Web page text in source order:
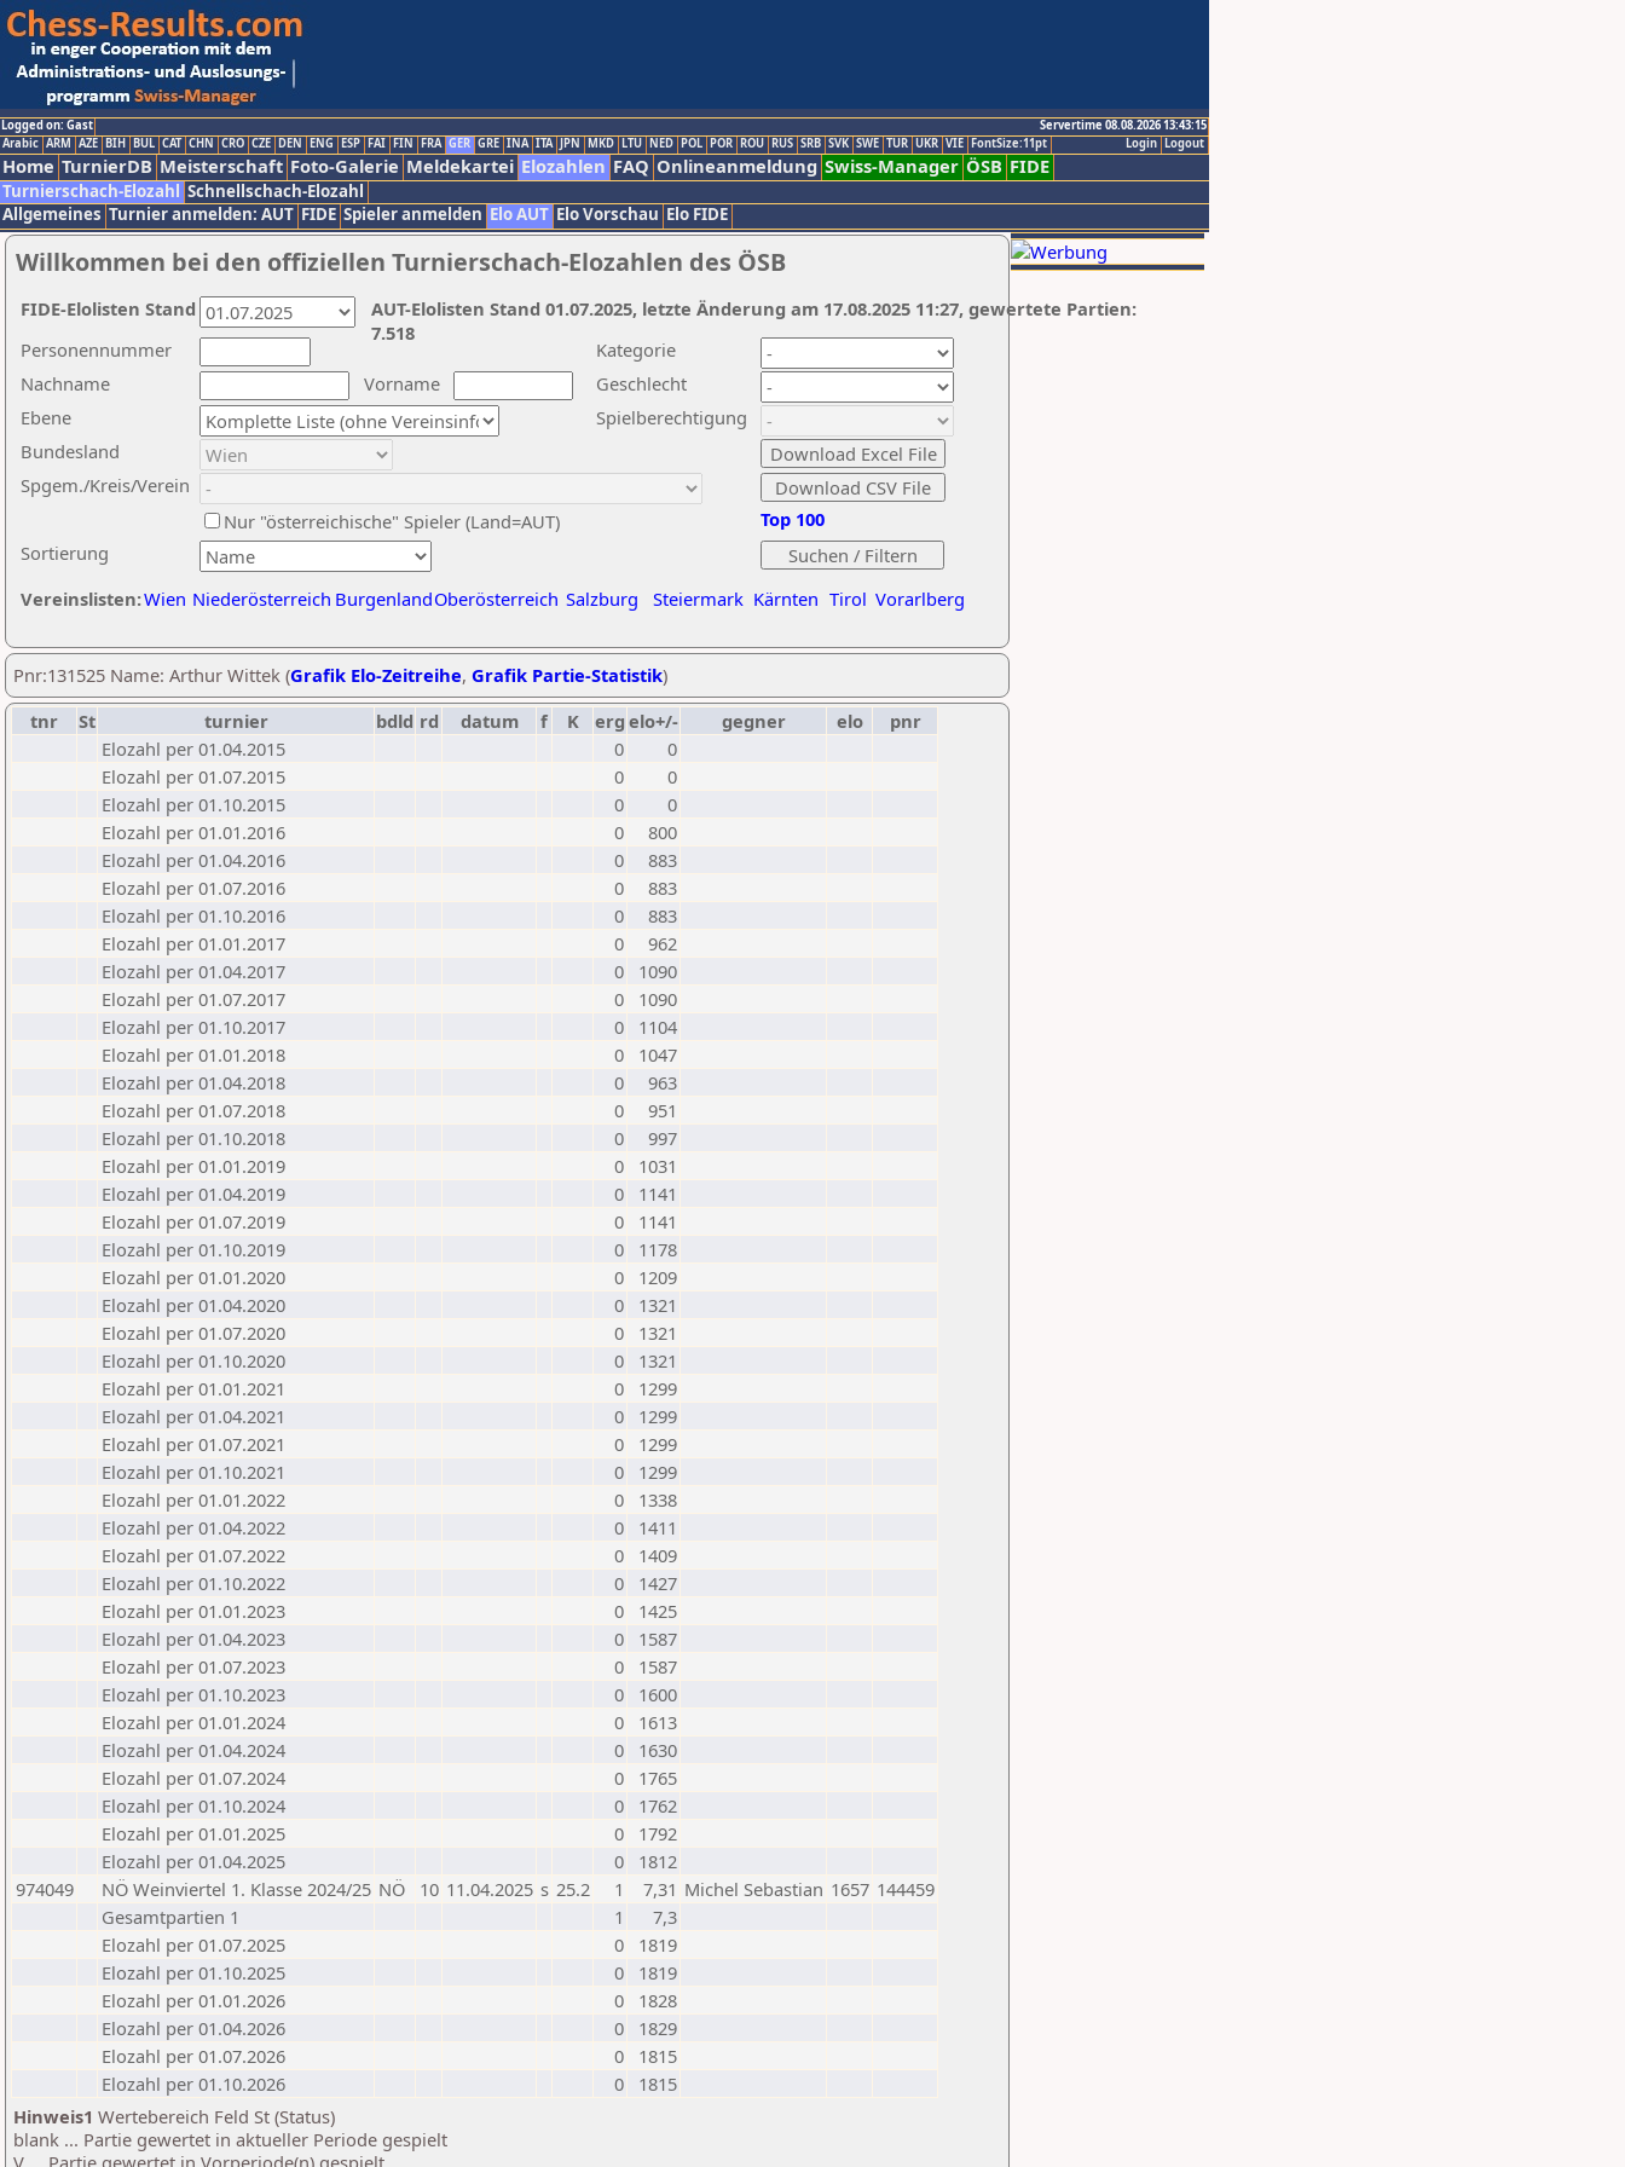
Logged on: Gast
Servertime 08.08.2026 13:43:15
Logout
Login
Arabic ARM AZE BIH BUL CAT CHN CRO CZE DEN ENG ESP FAI FIN FRA GER GRE INA ITA JPN MKD LTU NED POL POR ROU RUS SRB SVK SWE TUR UKR VIE FontSize:11pt
Home TurnierDB Meisterschaft Foto-Galerie Meldekartei Elozahlen FAQ Onlineanmeldung Swiss-Manager ÖSB FIDE
Turnierschach-Elozahl Schnellschach-Elozahl
Allgemeines Turnier anmelden: AUT FIDE Spieler anmelden Elo AUT Elo Vorschau Elo FIDE
Willkommen bei den offiziellen Turnierschach-Elozahlen des ÖSB
Nachname
Vorname
Ebene
Kategorie
Sortierung
Personennummer
Bundesland
Spgem./Kreis/Verein
Geschlecht
Nur "österreichische" Spieler (Land=AUT)
Spielberechtigung
Vereinslisten:Wien Niederösterreich BurgenlandOberösterreich Salzburg Steiermark Kärnten Tirol Vorarlberg
Top 100
AUT-Elolisten Stand 01.07.2025, letzte Änderung am 17.08.2025 11:27, gewertete Partien:
7.518
FIDE-Elolisten Stand
Pnr:131525 Name: Arthur Wittek (Grafik Elo-Zeitreihe, Grafik Partie-Statistik)
tnr
St turnier bdld rd datum f K erg elo+/- gegner elo
pnr
Elozahl per 01.04.2015
0
0
Elozahl per 01.07.2015
0
0
Elozahl per 01.10.2015
0
0
Elozahl per 01.01.2016
0
800
Elozahl per 01.04.2016
0
883
Elozahl per 01.07.2016
0
883
Elozahl per 01.10.2016
0
883
Elozahl per 01.01.2017
0
962
Elozahl per 01.04.2017
0
1090
Elozahl per 01.07.2017
0
1090
Elozahl per 01.10.2017
0
1104
Elozahl per 01.01.2018
0
1047
Elozahl per 01.04.2018
0
963
Elozahl per 01.07.2018
0
951
Elozahl per 01.10.2018
0
997
Elozahl per 01.01.2019
0
1031
Elozahl per 01.04.2019
0
1141
Elozahl per 01.07.2019
0
1141
Elozahl per 01.10.2019
0
1178
Elozahl per 01.01.2020
0
1209
Elozahl per 01.04.2020
0
1321
Elozahl per 01.07.2020
0
1321
Elozahl per 01.10.2020
0
1321
Elozahl per 01.01.2021
0
1299
Elozahl per 01.04.2021
0
1299
Elozahl per 01.07.2021
0
1299
Elozahl per 01.10.2021
0
1299
Elozahl per 01.01.2022
0
1338
Elozahl per 01.04.2022
0
1411
Elozahl per 01.07.2022
0
1409
Elozahl per 01.10.2022
0
1427
Elozahl per 01.01.2023
0
1425
Elozahl per 01.04.2023
0
1587
Elozahl per 01.07.2023
0
1587
Elozahl per 01.10.2023
0
1600
Elozahl per 01.01.2024
0
1613
Elozahl per 01.04.2024
0
1630
Elozahl per 01.07.2024
0
1765
Elozahl per 01.10.2024
0
1762
Elozahl per 01.01.2025
0
1792
Elozahl per 01.04.2025
0
1812
974049
NÖ Weinviertel 1. Klasse 2024/25 NÖ 10 11.04.2025 s 25.2 1 7,31 Michel Sebastian 1657 144459
Gesamtpartien 1
1
7,3
Elozahl per 01.07.2025
0
1819
Elozahl per 01.10.2025
0
1819
Elozahl per 01.01.2026
0
1828
Elozahl per 01.04.2026
0
1829
Elozahl per 01.07.2026
0
1815
Elozahl per 01.10.2026
0
1815
Hinweis1 Wertebereich Feld St (Status)
blank ... Partie gewertet in aktueller Periode gespielt
V ... Partie gewertet in Vorperiode(n) gespielt